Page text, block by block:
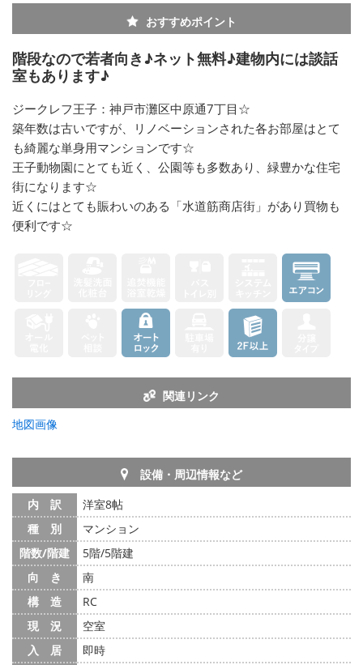
おすすめポイント
階段なので若者向き♪ネット無料♪建物内には談話
室もあります♪
ジークレフ王子：神戸市灘区中原通7丁目☆
築年数は古いですが、リノベーションされた各お部屋はとて
も綺麗な単身用マンションです☆
王子動物園にとても近く、公園等も多数あり、緑豊かな住宅
街になります☆
近くにはとても賑わいのある「水道筋商店街」があり買物も
便利です☆
関連リンク
地図画像
設備・周辺情報など
内 訳
洋室8帖
種 別
マンション
階数/階建
5階/5階建
向 き
南
構 造
RC
現 況
空室
入 居
即時